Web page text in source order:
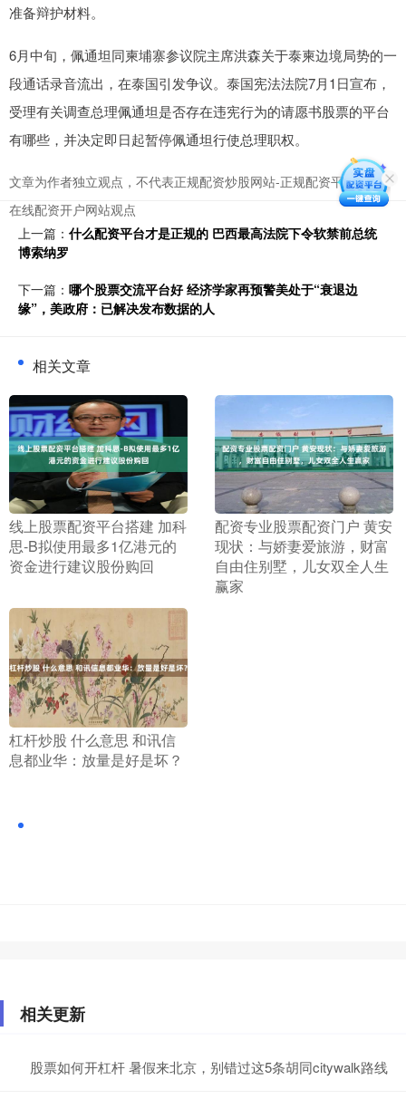
准备辩护材料。
6月中旬，佩通坦同柬埔寨参议院主席洪森关于泰柬边境局势的一
段通话录音流出，在泰国引发争议。泰国宪法法院7月1日宣布，
受理有关调查总理佩通坦是否存在违宪行为的请愿书股票的平台
有哪些，并决定即日起暂停佩通坦行使总理职权。
文章为作者独立观点，不代表正规配资炒股网站-正规配资平台开户-
在线配资开户网站观点
上一篇： 什么配资平台才是正规的 巴西最高法院下令软禁前总统
博索纳罗
下一篇： 哪个股票交流平台好 经济学家再预警美处于“衰退边
缘”，美政府：已解决发布数据的人
相关文章
​线上股票配资平台搭建 加科
思-B拟使用最多1亿港元的
资金进行建议股份购回
​配资专业股票配资门户 黄安
现状：与娇妻爱旅游，财富
自由住别墅，儿女双全人生
赢家
​杠杆炒股 什么意思 和讯信
息都业华：放量是好是坏？
相关更新
股票如何开杠杆 暑假来北京，别错过这5条胡同citywalk路线